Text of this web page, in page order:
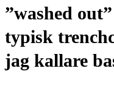
”washed
typisk
jag kallare